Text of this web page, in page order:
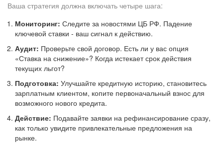
Ваша стратегия должна включать четыре шага:
Мониторинг: Следите за новостями ЦБ РФ. Падение
ключевой ставки - ваш сигнал к действию.
Аудит: Проверьте свой договор. Есть ли у вас опция
«Ставка на снижение»? Когда истекает срок действия
текущих льгот?
Подготовка: Улучшайте кредитную историю, становитесь
зарплатным клиентом, копите первоначальный взнос для
возможного нового кредита.
Действие: Подавайте заявки на рефинансирование сразу,
как только увидите привлекательные предложения на
рынке.